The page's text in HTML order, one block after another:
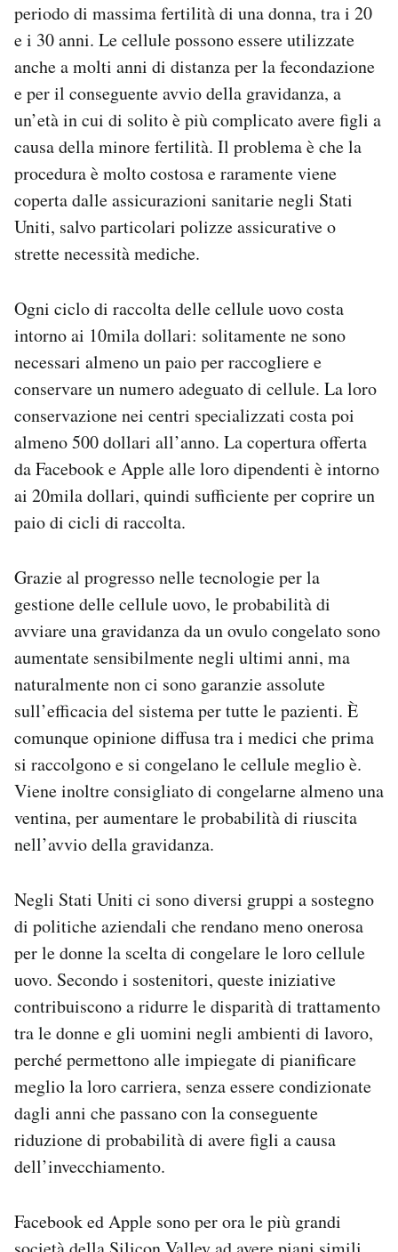
periodo di massima fertilità di una donna, tra i 20
e i 30 anni. Le cellule possono essere utilizzate
anche a molti anni di distanza per la fecondazione
e per il conseguente avvio della gravidanza, a
un’età in cui di solito è più complicato avere figli a
causa della minore fertilità. Il problema è che la
procedura è molto costosa e raramente viene
coperta dalle assicurazioni sanitarie negli Stati
Uniti, salvo particolari polizze assicurative o
strette necessità mediche.
Ogni ciclo di raccolta delle cellule uovo costa
intorno ai 10mila dollari: solitamente ne sono
necessari almeno un paio per raccogliere e
conservare un numero adeguato di cellule. La loro
conservazione nei centri specializzati costa poi
almeno 500 dollari all’anno. La copertura offerta
da Facebook e Apple alle loro dipendenti è intorno
ai 20mila dollari, quindi sufficiente per coprire un
paio di cicli di raccolta.
Grazie al progresso nelle tecnologie per la
gestione delle cellule uovo, le probabilità di
avviare una gravidanza da un ovulo congelato sono
aumentate sensibilmente negli ultimi anni, ma
naturalmente non ci sono garanzie assolute
sull’efficacia del sistema per tutte le pazienti. È
comunque opinione diffusa tra i medici che prima
si raccolgono e si congelano le cellule meglio è.
Viene inoltre consigliato di congelarne almeno una
ventina, per aumentare le probabilità di riuscita
nell’avvio della gravidanza.
Negli Stati Uniti ci sono diversi gruppi a sostegno
di politiche aziendali che rendano meno onerosa
per le donne la scelta di congelare le loro cellule
uovo. Secondo i sostenitori, queste iniziative
contribuiscono a ridurre le disparità di trattamento
tra le donne e gli uomini negli ambienti di lavoro,
perché permettono alle impiegate di pianificare
meglio la loro carriera, senza essere condizionate
dagli anni che passano con la conseguente
riduzione di probabilità di avere figli a causa
dell’invecchiamento.
Facebook ed Apple sono per ora le più grandi